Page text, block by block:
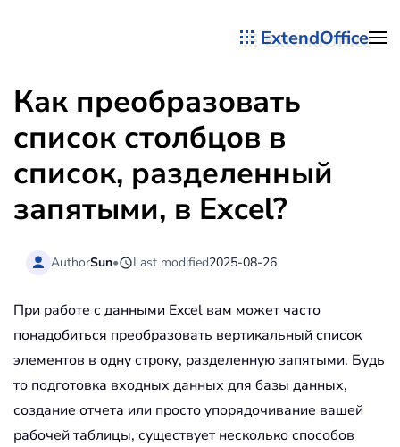
ExtendOffice
Как преобразовать
список столбцов в
список, разделенный
запятыми, в Excel?
AuthorSun• Last modified2025-08-26
При работе с данными Excel вам может часто
понадобиться преобразовать вертикальный список
элементов в одну строку, разделенную запятыми. Будь
то подготовка входных данных для базы данных,
создание отчета или просто упорядочивание вашей
рабочей таблицы, существует несколько способов